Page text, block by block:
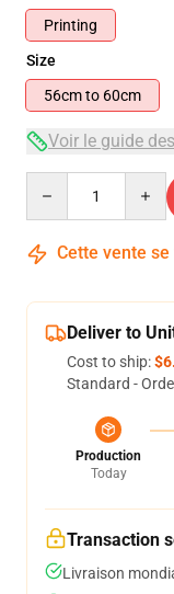
Printing
Size
56cm to 60cm
Voir le guide
Cette vente
Deliver to
Cost to ship:
Standard -
Production
Today
Transaction
Livraison